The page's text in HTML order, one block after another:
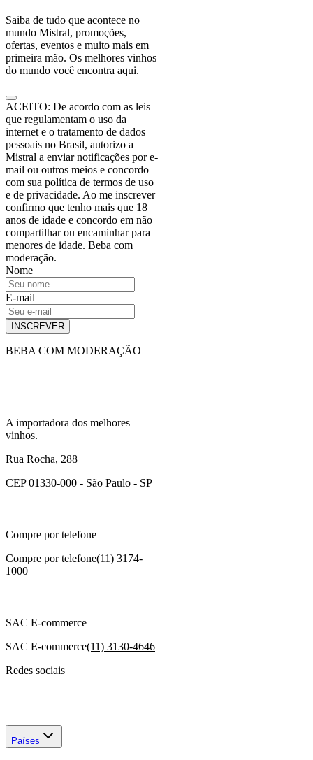
Saiba de tudo que acontece no
mundo Mistral, promoções,
ofertas, eventos e muito mais em
primeira mão. Os melhores vinhos
do mundo você encontra aqui.
ACEITO: De acordo com as leis
que regulamentam o uso da
internet e o tratamento de dados
pessoais no Brasil, autorizo a
Mistral a enviar notificações por e-
mail ou outros meios e concordo
com sua política de termos de uso
e de privacidade. Ao me inscrever
confirmo que tenho mais que 18
anos de idade e concordo em não
compartilhar ou encaminhar para
menores de idade. Beba com
moderação.
Nome
E-mail
INSCREVER
BEBA COM MODERAÇÃO
A importadora dos melhores
vinhos.
Rua Rocha, 288
CEP 01330-000 - São Paulo - SP
Compre por telefone
Compre por telefone(11) 3174-
1000
SAC E-commerce
SAC E-commerce(11) 3130-4646
Redes sociais
Países